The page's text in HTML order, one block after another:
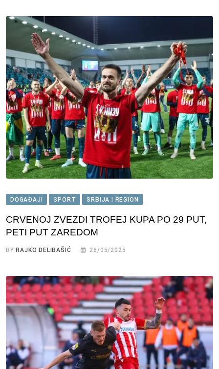
DOGAĐAJI SPORT SRBIJA I REGION
CRVENOJ ZVEZDI TROFEJ KUPA PO 29 PUT,
PETI PUT ZAREDOM
BYRAJKO DELIBAŠIĆ 26/05/2025